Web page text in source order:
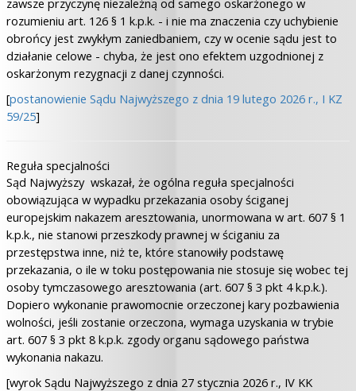
zawsze przyczynę niezależną od samego oskarżonego w
rozumieniu art. 126 § 1 k.p.k. - i nie ma znaczenia czy uchybienie
obrońcy jest zwykłym zaniedbaniem, czy w ocenie sądu jest to
działanie celowe - chyba, że jest ono efektem uzgodnionej z
oskarżonym rezygnacji z danej czynności.
[postanowienie Sądu Najwyższego z dnia 19 lutego 2026 r., I KZ
59/25]
Reguła specjalności
Sąd Najwyższy wskazał, że ogólna reguła specjalności
obowiązująca w wypadku przekazania osoby ściganej
europejskim nakazem aresztowania, unormowana w art. 607 § 1
k.p.k., nie stanowi przeszkody prawnej w ściganiu za
przestępstwa inne, niż te, które stanowiły podstawę
przekazania, o ile w toku postępowania nie stosuje się wobec tej
osoby tymczasowego aresztowania (art. 607 § 3 pkt 4 k.p.k.).
Dopiero wykonanie prawomocnie orzeczonej kary pozbawienia
wolności, jeśli zostanie orzeczona, wymaga uzyskania w trybie
art. 607 § 3 pkt 8 k.p.k. zgody organu sądowego państwa
wykonania nakazu.
[wyrok Sądu Najwyższego z dnia 27 stycznia 2026 r., IV KK